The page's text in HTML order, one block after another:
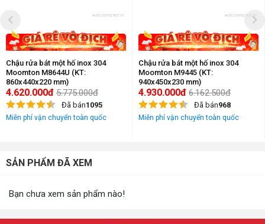
Chậu rửa bát một hố inox 304
Moomton M8644U (KT:
860x440x220 mm)
4.620.000đ 5.775.000đ
Đã bán1095
Miễn phí vận chuyển toàn quốc
Chậu rửa bát một hố inox 304
Moomton M9445 (KT:
940x450x230 mm)
4.930.000đ 6.162.500đ
Đã bán968
Miễn phí vận chuyển toàn quốc
SẢN PHẨM ĐÃ XEM
Bạn chưa xem sản phẩm nào!